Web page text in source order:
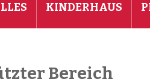
KINDERHAUS
Bereich